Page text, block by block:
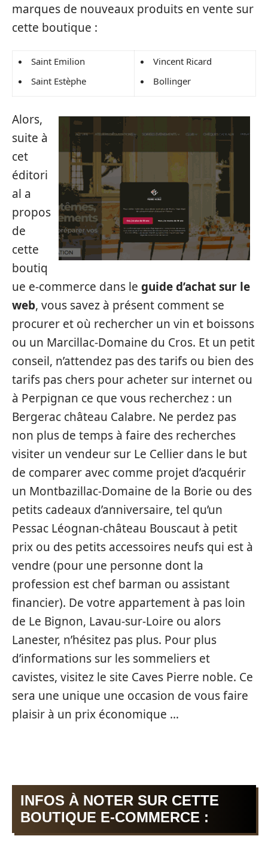
marques de nouveaux produits en vente sur
cette boutique :
Saint Emilion
Saint Estèphe
Vincent Ricard
Bollinger
Alors,
suite à
cet
éditori
al a
propos
de
cette
boutiq
ue e-commerce dans le guide d’achat sur le
web, vous savez à présent comment se
procurer et où rechercher un vin et boissons
ou un Marcillac-Domaine du Cros. Et un petit
conseil, n’attendez pas des tarifs ou bien des
tarifs pas chers pour acheter sur internet ou
à Perpignan ce que vous recherchez : un
Bergerac château Calabre. Ne perdez pas
non plus de temps à faire des recherches
visiter un vendeur sur Le Cellier dans le but
de comparer avec comme projet d’acquérir
un Montbazillac-Domaine de la Borie ou des
petits cadeaux d’anniversaire, tel qu’un
Pessac Léognan-château Bouscaut à petit
prix ou des petits accessoires neufs qui est à
vendre (pour une personne dont la
profession est chef barman ou assistant
financier). De votre appartement à pas loin
de Le Bignon, Lavau-sur-Loire ou alors
Lanester, n’hésitez pas plus. Pour plus
d’informations sur les sommeliers et
cavistes, visitez le site Caves Pierre noble. Ce
sera une unique une occasion de vous faire
plaisir à un prix économique …
INFOS À NOTER SUR CETTE
BOUTIQUE E-COMMERCE :